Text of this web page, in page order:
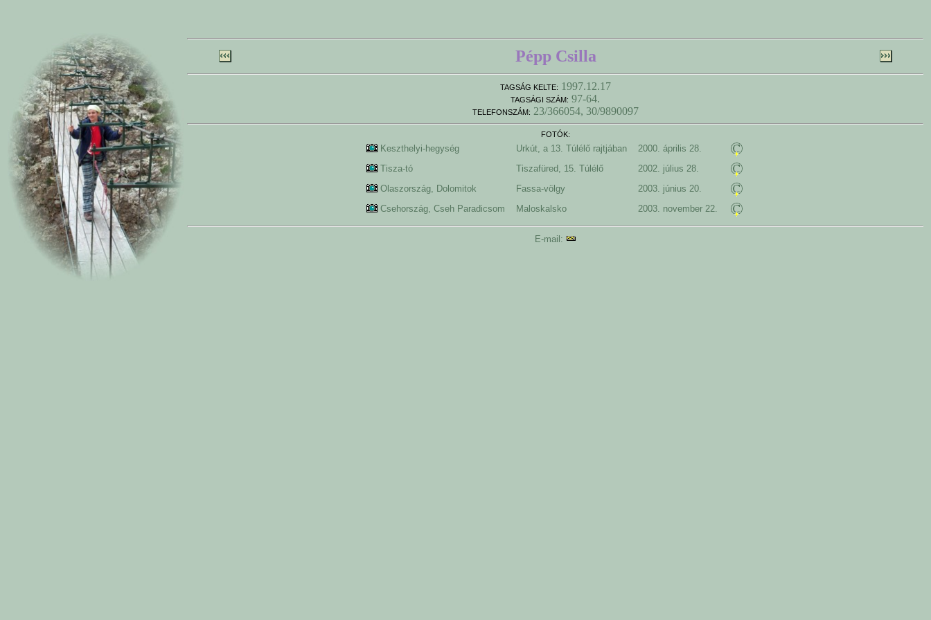
Pépp Csilla
TAGSÁG KELTE: 1997.12.17
TAGSÁGI SZÁM: 97-64.
TELEFONSZÁM: 23/366054, 30/9890097
FOTÓK:
Keszthelyi-hegység Urkút, a 13. Túlélő rajtjában
2000. április 28.
Tisza-tó
Tiszafüred, 15. Túlélő
2002. július 28.
Olaszország, Dolomitok
Fassa-völgy
2003. június 20.
Csehország, Cseh Paradicsom
Maloskalsko 2003. november 22.
E-mail: